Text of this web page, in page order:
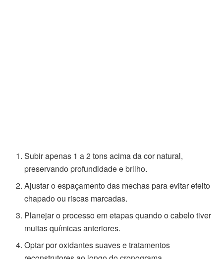
Subir apenas 1 a 2 tons acima da cor natural,
preservando profundidade e brilho.
Ajustar o espaçamento das mechas para evitar efeito
chapado ou riscas marcadas.
Planejar o processo em etapas quando o cabelo tiver
muitas químicas anteriores.
Optar por oxidantes suaves e tratamentos